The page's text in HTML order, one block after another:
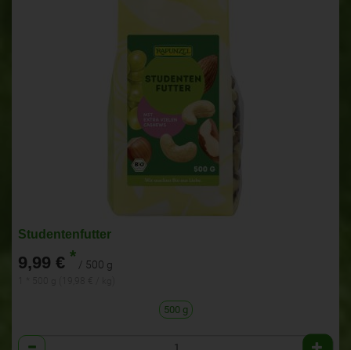
Studentenfutter
9,99 € * / 500 g
500 g
Anzahl